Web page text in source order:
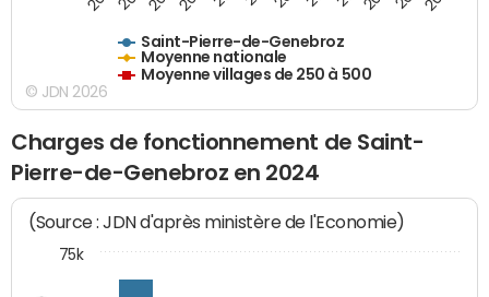
Saint-Pierre-de-Genebroz
Moyenne nationale
Moyenne villages de 250 à 500
© JDN 2026
Charges de fonctionnement de Saint-
Pierre-de-Genebroz en 2024
(Source : JDN d'après ministère de l'Economie)
75k